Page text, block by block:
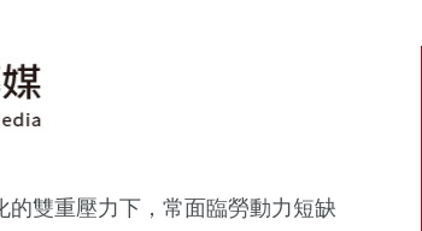
的雙重壓力下，常面臨勞動力短缺